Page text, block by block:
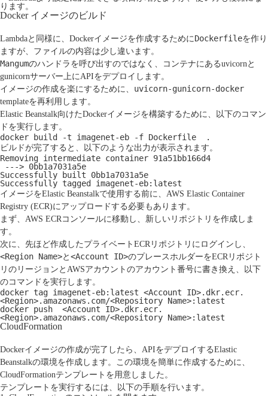
ります。
Docker イメージのビルド
Lambdaと同様に、Dockerイメージを作成するためにDockerfileを作り
ますが、ファイルの内容は少し違います。
Mangumのハンドラを呼び出すのではなく、コンテナにあるuvicornと
gunicornサーバー上にAPIをデプロイします。
イメージの作成を楽にするために、 uvicorn-gunicorn-docker
templateを再利用します。
Elastic Beanstalk向けたDockerイメージを構築するために、以下のコマン
ドを実行します。
docker build -t imagenet-eb -f Dockerfile  .
ビルドが完了すると、以下のような出力が表示されます。
Removing intermediate container 91a51bb166d4
---> 0bb1a7031a5e
Successfully built 0bb1a7031a5e
Successfully tagged imagenet-eb:latest
イメージをElastic Beanstalkで使用する前に、 AWS Elastic Container
Registry (ECR)にアップロードする必要もあります。
まず、AWS ECRコンソールに移動し、新しいリポジトリを作成しま
す。
次に、先ほど作成したプライベートECRリポジトリにログインし、
<Region Name>と <Account ID>のプレースホルダーをECRリポジト
リのリージョンとAWSアカウントのアカウント番号に書き換え、以下
のコマンドを実行します。
docker tag imagenet-eb:latest <Account ID>.dkr.ecr.
<Region>.amazonaws.com/<Repository Name>:latest
docker push  <Account ID>.dkr.ecr.
<Region>.amazonaws.com/<Repository Name>:latest
CloudFormation
Dockerイメージの作成が完了したら、APIをデプロイするElastic
Beanstalkの環境を作成します。この環境を簡単に作成するために、
CloudFormationテンプレートを用意しました。
テンプレートを実行するには、以下の手順を行います。